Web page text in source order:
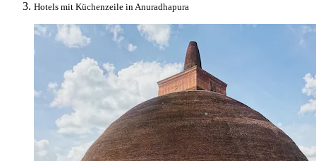
Hotels mit Küchenzeile in Anuradhapura